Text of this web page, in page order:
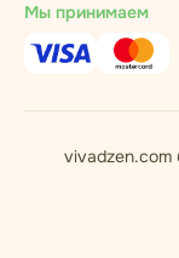
Мы принимаем